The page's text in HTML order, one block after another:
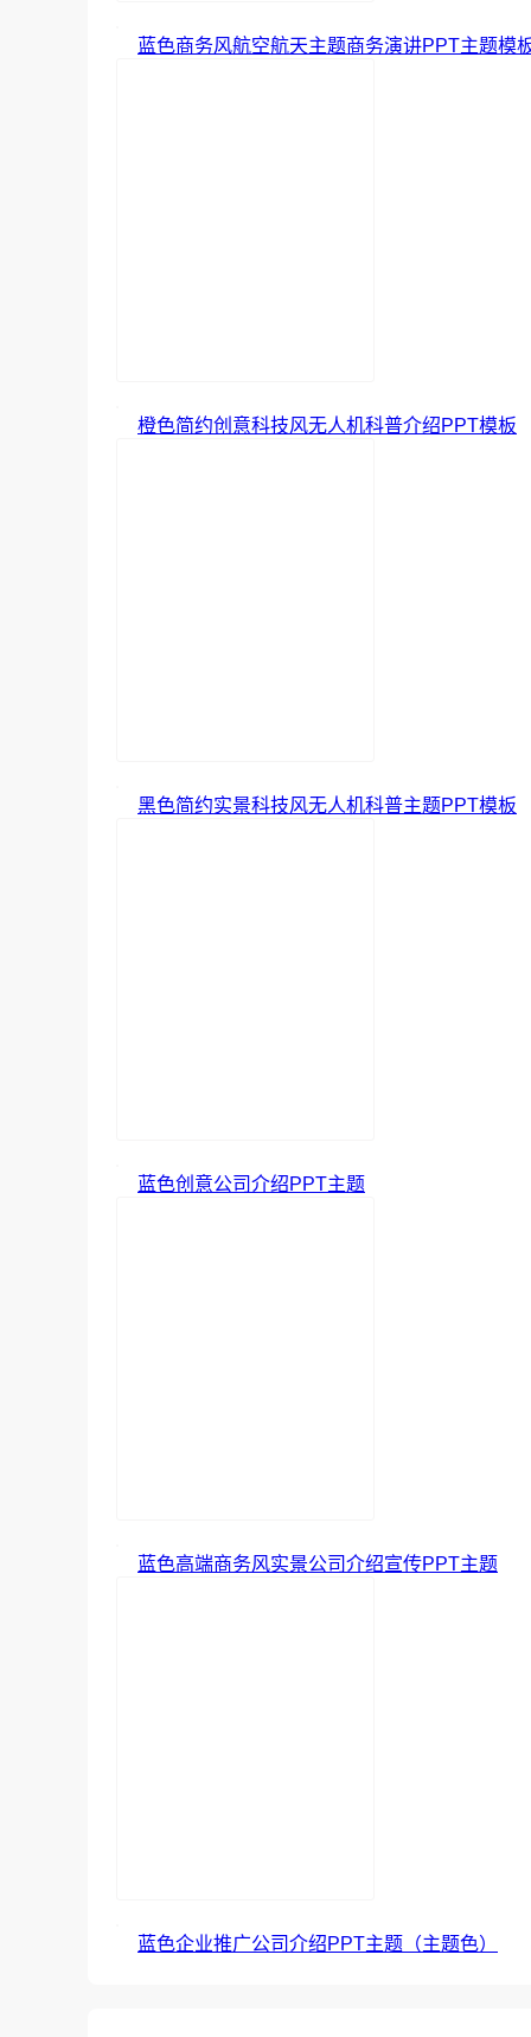
蓝色商务风航空航天主题商务演讲PPT主题模
橙色简约创意科技风无人机科普介绍PPT模板
黑色简约实景科技风无人机科普主题PPT模板
蓝色创意公司介绍PPT主题
蓝色高端商务风实景公司介绍宣传PPT主题
蓝色企业推广公司介绍PPT主题（主题色）